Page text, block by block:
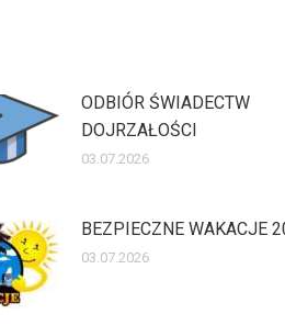
ODBIÓR ŚWIADECTW
DOJRZAŁOŚCI
03.07.2026
BEZPIECZNE WAKACJE
03.07.2026